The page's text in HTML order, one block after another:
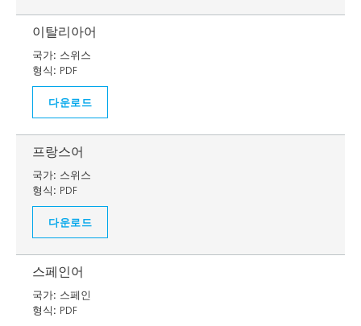
이탈리아어
국가: 스위스
형식: PDF
다운로드
프랑스어
국가: 스위스
형식: PDF
다운로드
스페인어
국가: 스페인
형식: PDF